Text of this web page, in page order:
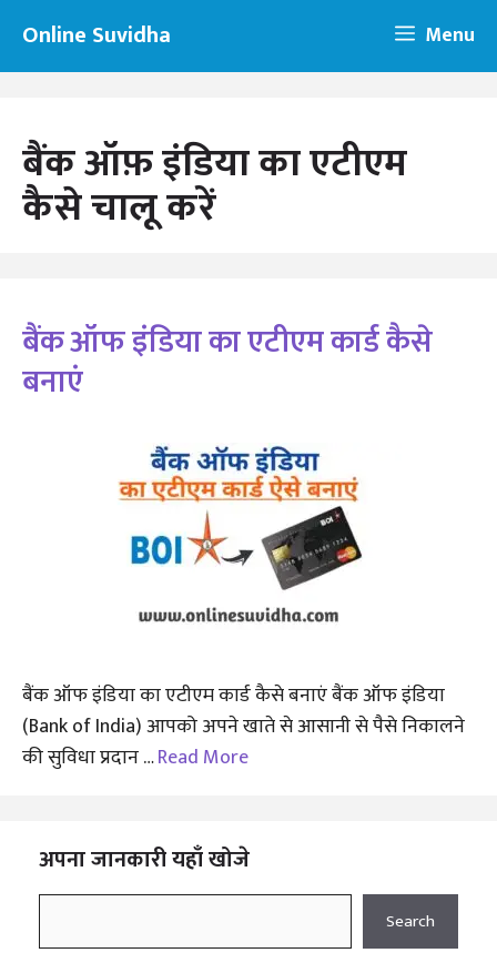
content
Online Suvidha Menu
बैंक ऑफ़ इंडिया का एटीएम
कैसे चालू करें
बैंक ऑफ इंडिया का एटीएम कार्ड कैसे
बनाएं
बैंक ऑफ इंडिया का एटीएम कार्ड कैसे बनाएं बैंक ऑफ इंडिया
(Bank of India) आपको अपने खाते से आसानी से पैसे निकालने
की सुविधा प्रदान …Read More
अपना जानकारी यहाँ खोजे
Search